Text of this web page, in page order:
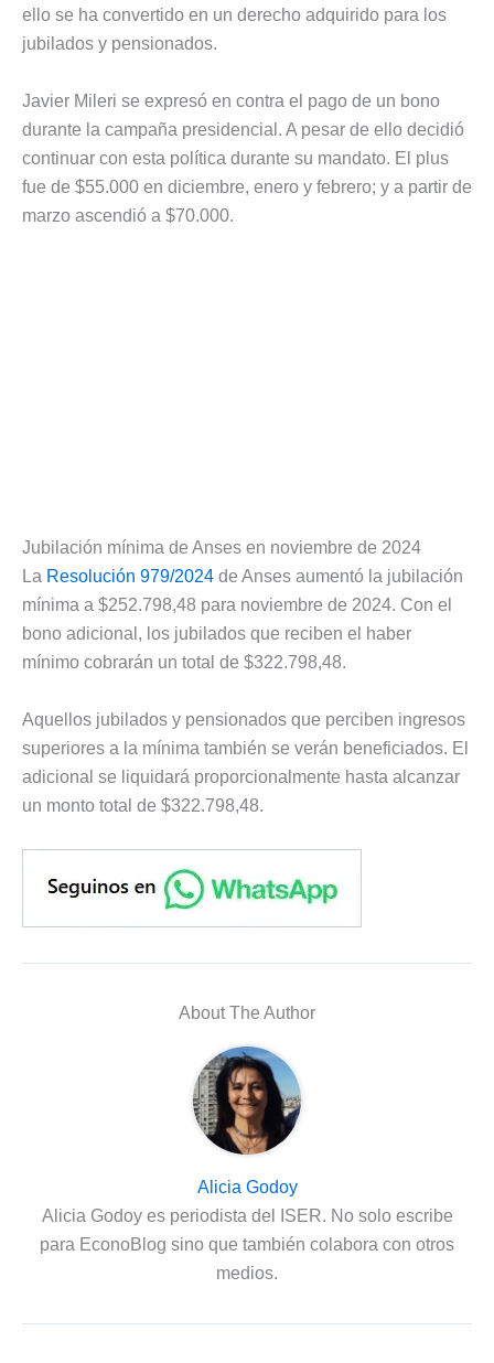
ello se ha convertido en un derecho adquirido para los
jubilados y pensionados.
Javier Mileri se expresó en contra el pago de un bono
durante la campaña presidencial. A pesar de ello decidió
continuar con esta política durante su mandato. El plus
fue de $55.000 en diciembre, enero y febrero; y a partir de
marzo ascendió a $70.000.
Jubilación mínima de Anses en noviembre de 2024
La Resolución 979/2024 de Anses aumentó la jubilación
mínima a $252.798,48 para noviembre de 2024. Con el
bono adicional, los jubilados que reciben el haber
mínimo cobrarán un total de $322.798,48.
Aquellos jubilados y pensionados que perciben ingresos
superiores a la mínima también se verán beneficiados. El
adicional se liquidará proporcionalmente hasta alcanzar
un monto total de $322.798,48.
About The Author
Alicia Godoy
Alicia Godoy es periodista del ISER. No solo escribe
para EconoBlog sino que también colabora con otros
medios.